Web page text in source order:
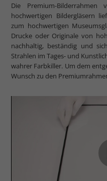
Die Premium-
hochwertigen Bildergläsern
zum hochwertigen
Drucke oder Originale von
nachhaltig, beständig und
Strahlen im Tages- und
wahrer Farbkiller. Um dem
Wunsch zu den